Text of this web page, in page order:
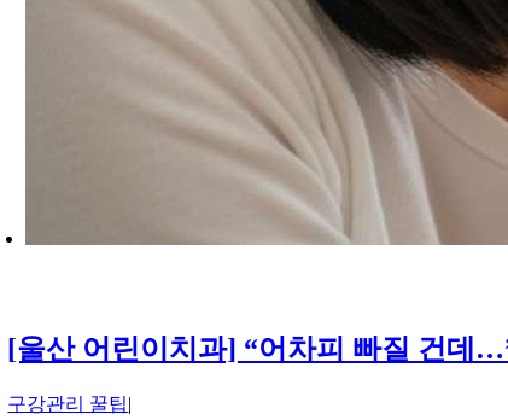
[울산 어린이치과] “어차피 빠질 건데
구강관리 꿀팁|